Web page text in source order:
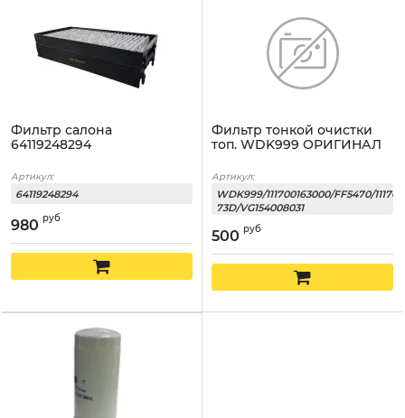
Фильтр салона
64119248294
Артикул:
64119248294
980 руб
Фильтр тонкой очистки
топ. WDK999 ОРИГИНАЛ
Артикул:
WDK999/111700163000/FF5470/
73D/VG154008031
500 руб